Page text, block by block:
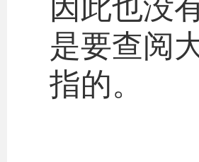
因此也没
是要查阅
指的。